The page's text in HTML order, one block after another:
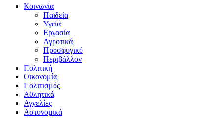
Κοινωνία
Παιδεία
Υγεία
Εργασία
Αγροτικά
Προσφυγικό
Περιβάλλον
Πολιτική
Οικονομία
Πολιτισμός
Αθλητικά
Αγγελίες
Αστυνομικά